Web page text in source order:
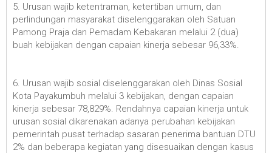
5. Urusan wajib ketentraman, ketertiban umum, dan
perlindungan masyarakat diselenggarakan oleh Satuan
Pamong Praja dan Pemadam Kebakaran melalui 2 (dua)
buah kebijakan dengan capaian kinerja sebesar 96,33%.
6. Urusan wajib sosial diselenggarakan oleh Dinas Sosial
Kota Payakumbuh melalui 3 kebijakan, dengan capaian
kinerja sebesar 78,829%. Rendahnya capaian kinerja untuk
urusan sosial dikarenakan adanya perubahan kebijakan
pemerintah pusat terhadap sasaran penerima bantuan DTU
2% dan beberapa kegiatan yang disesuaikan dengan kasus